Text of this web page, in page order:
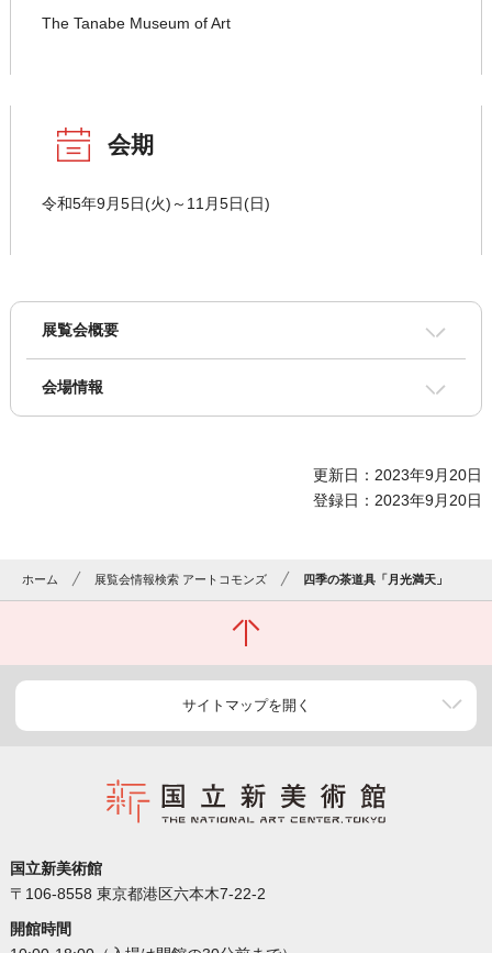
The Tanabe Museum of Art
会期
令和5年9月5日(火)～11月5日(日)
展覧会概要
会場情報
更新日：2023年9月20日
登録日：2023年9月20日
ホーム 展覧会情報検索 アートコモンズ 四季の茶道具「月光満天」
サイトマップを開く
国立新美術館
〒106-8558 東京都港区六本木7-22-2
開館時間